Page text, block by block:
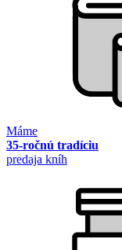
Máme
35-ročnú tradíciu
predaja kníh